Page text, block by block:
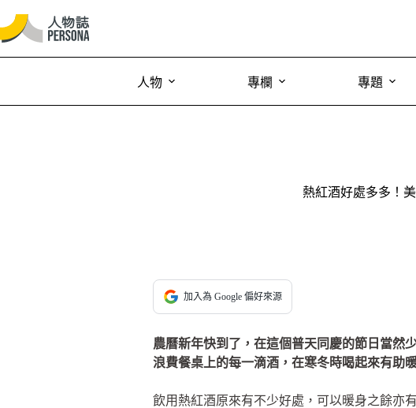
人物 專欄 專題
熱紅酒好處多多！
加入為 Google 偏好來源
農曆新年快到了，在這個普天同慶的節日當然
浪費餐桌上的每一滴酒，在寒冬時喝起來有助
飲用熱紅酒原來有不少好處，可以暖身之餘亦